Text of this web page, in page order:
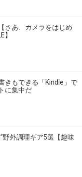
さあ、カメラをはじめ
】
きもできる「Kindle」で
に集中だ
野外調理ギア5選【趣味